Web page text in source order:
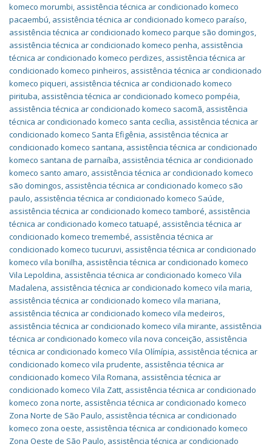
komeco morumbi, assistência técnica ar condicionado komeco
pacaembú, assistência técnica ar condicionado komeco paraíso,
assistência técnica ar condicionado komeco parque são domingos,
assistência técnica ar condicionado komeco penha, assistência
técnica ar condicionado komeco perdizes, assistência técnica ar
condicionado komeco pinheiros, assistência técnica ar condicionado
komeco piqueri, assistência técnica ar condicionado komeco
pirituba, assistência técnica ar condicionado komeco pompéia,
assistência técnica ar condicionado komeco sacomã, assistência
técnica ar condicionado komeco santa cecília, assistência técnica ar
condicionado komeco Santa Efigênia, assistência técnica ar
condicionado komeco santana, assistência técnica ar condicionado
komeco santana de parnaíba, assistência técnica ar condicionado
komeco santo amaro, assistência técnica ar condicionado komeco
são domingos, assistência técnica ar condicionado komeco são
paulo, assistência técnica ar condicionado komeco Saúde,
assistência técnica ar condicionado komeco tamboré, assistência
técnica ar condicionado komeco tatuapé, assistência técnica ar
condicionado komeco tremembé, assistência técnica ar
condicionado komeco tucuruvi, assistência técnica ar condicionado
komeco vila bonilha, assistência técnica ar condicionado komeco
Vila Lepoldina, assistência técnica ar condicionado komeco Vila
Madalena, assistência técnica ar condicionado komeco vila maria,
assistência técnica ar condicionado komeco vila mariana,
assistência técnica ar condicionado komeco vila medeiros,
assistência técnica ar condicionado komeco vila mirante, assistência
técnica ar condicionado komeco vila nova conceição, assistência
técnica ar condicionado komeco Vila Olímípia, assistência técnica ar
condicionado komeco vila prudente, assistência técnica ar
condicionado komeco Vila Romana, assistência técnica ar
condicionado komeco Vila Zatt, assistência técnica ar condicionado
komeco zona norte, assistência técnica ar condicionado komeco
Zona Norte de São Paulo, assistência técnica ar condicionado
komeco zona oeste, assistência técnica ar condicionado komeco
Zona Oeste de São Paulo, assistência técnica ar condicionado